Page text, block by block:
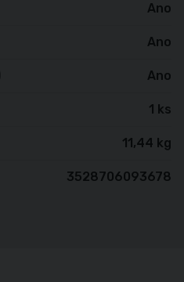
Ano
Ano
Ano
1 ks
11,44 kg
3528706093678